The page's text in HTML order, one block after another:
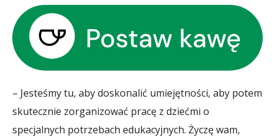
– Jesteśmy tu, aby doskonalić umiejętności, aby potem
skutecznie zorganizować pracę z dziećmi o
specjalnych potrzebach edukacyjnych. Życzę wam,